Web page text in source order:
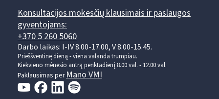
Konsultacijos mokesčių klausimais ir paslaugos
gyventojams:
+370 5 260 5060
Darbo laikas: I-IV 8.00-17.00, V 8.00-15.45.
Prieššventinę dieną - viena valanda trumpiau.
Kiekvieno mėnesio antrą penktadienį 8.00 val. - 12.00 val.
Paklausimas per Mano VMI